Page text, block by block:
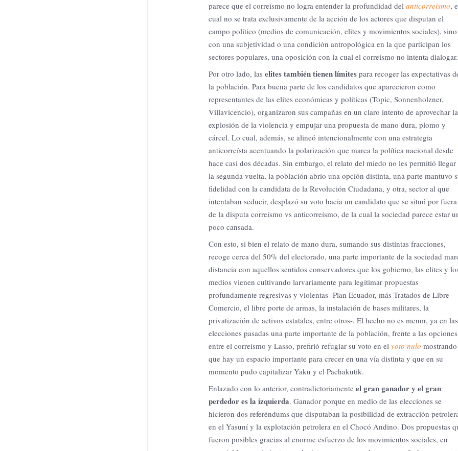
parece que el correísmo no logra entender la profundidad del anticorreismo,
cual no se trata exclusivamente de la acción de los actores que disputan el
campo político (medios de comunicación, elites y movimientos sociales), sino
con una subjetividad o una condición antropológica en la que participan los
sectores populares, una oposición con la cual el correísmo no intenta dialogar.
Por otro lado, las elites también tienen límites para recoger las expectativas
la población. Para buena parte de los candidatos que aparecieron como
representantes de las elites económicas y políticas (Topic, Sonnenholzner,
Villavicencio), organizaron sus campañas en un claro intento de aprovechar la
explosión de la violencia y empujar una propuesta de mano dura, plomo y
cárcel. Lo cual, además, se alineó intencionalmente con una estrategia
anticorreísta acentuando la polarización que marca la política nacional desde
hace casi dos décadas. Sin embargo, el relato del miedo no les permitió llegar
la segunda vuelta, la población abrio una opción distinta, una parte mantuvo
fidelidad con la candidata de la Revolución Ciudadana, y otra, sector al que
intentaban seducir, desplazó su voto hacia un candidato que se situó por fuera
de la disputa correísmo vs anticorreísmo, de la cual la sociedad parece estar
poco cansada.
Con esto, si bien el relato de mano dura, sumando sus distintas fracciones,
recoge cerca del 50% del electorado, una parte importante de la sociedad
distancia con aquellos sentidos conservadores que los gobierno, las elites y
medios vienen cultivando larvariamente para legitimar propuestas
profundamente regresivas y violentas -Plan Ecuador, más Tratados de Libre
Comercio, el libre porte de armas, la instalación de bases militares, la
privatización de activos estatales, entre otros-. El hecho no es menor, ya en las
elecciones pasadas una parte importante de la población, frente a las opciones
entre el correísmo y Lasso, prefirió refugiar su voto en el voto nulo mostrando
que hay un espacio importante para crecer en una vía distinta y que en su
momento pudo capitalizar Yaku y el Pachakutik.
Enlazado con lo anterior, contradictoriamente el gran ganador y el gran
perdedor es la izquierda. Ganador porque en medio de las elecciones se
hicieron dos referéndums que disputaban la posibilidad de extracción
en el Yasuní y la explotación petrolera en el Chocó Andino. Dos propuestas
fueron posibles gracias al enorme esfuerzo de los movimientos sociales, en